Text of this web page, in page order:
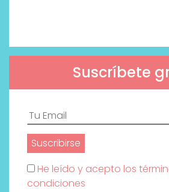
Suscríbete
He leído y acepto los
condiciones